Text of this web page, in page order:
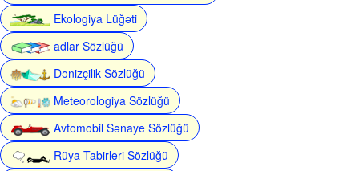
Ekologiya Lüğəti
adlar Sözlüğü
Dənizçilik Sözlüğü
Meteorologiya Sözlüğü
Avtomobil Sənaye Sözlüğü
Rüya Tabirleri Sözlüğü